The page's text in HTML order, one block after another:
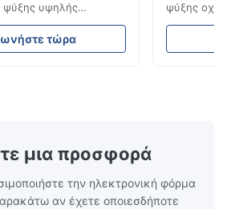
ψύξης υψηλής
για μονάδες
ψυγεία και
με κρύα αλυσίδα.
τώρα
ψύξης
ροή του
απόδοση.
μια προσφορά
την ηλεκτρονική φόρμα
αν έχετε οποιεσδήποτε